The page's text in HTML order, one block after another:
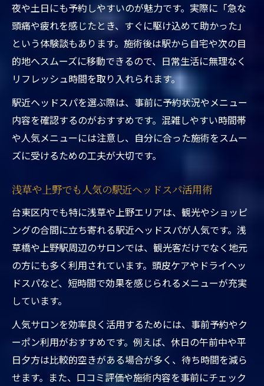
ヘッドスパ専門店の頭皮ケアメニューとは
上野や蔵前で注目の頭皮ケア体験談を紹介
東京都台東区ヘッドスパ駅近くで抜け毛や
かゆみ対策
駅近くのヘッドスパで頭皮環境を健やかに
保つ方法
駅近くでリフレッシュしたい方に台東区ヘッド
スパ
東京都台東区ヘッドスパ駅近くで手軽にリ
フレッシュ
パ駅近く
上野のヘッドスパ専門店で駅近くの利便性
を実感
東京都台東区ヘッドスパ駅近くでストレス
解消を叶える
駅近くでリフレッシュできる台東区ヘッド
スパの魅力
話題のヘッドスパは東京都台東区で体感
東京都台東区ヘッドスパ駅近くで話題の施
夜や土日にも予約しやすいのが魅力です。実際に「急な
頭痛や疲れを感じたとき、すぐに駆け込めて助かった」
という体験談もあります。施術後は駅から自宅や次の目
的地へスムーズに移動できるので、日常生活に無理なく
リフレッシュ時間を取り入れられます。
駅近ヘッドスパを選ぶ際は、事前に予約状況やメニュー
内容を確認するのがおすすめです。混雑しやすい時間帯
や人気メニューには注意し、自分に合った施術をスムー
ズに受けるための工夫が大切です。
浅草や上野でも人気の駅近ヘッドスパ活用術
台東区内でも特に浅草や上野エリアは、観光やショッピ
ングの合間に立ち寄れる駅近ヘッドスパが人気です。浅
草橋や上野駅周辺のサロンでは、観光客だけでなく地元
の方にも多く利用されています。頭皮ケアやドライヘッ
ドスパなど、短時間で効果を感じられるメニューが充実
しています。
人気サロンを効率良く活用するためには、事前予約やク
ーポン利用がおすすめです。例えば、休日の午前中や平
日夕方は比較的空きがある場合が多く、待ち時間を減ら
せます。また、口コミ評価や施術内容を事前にチェック